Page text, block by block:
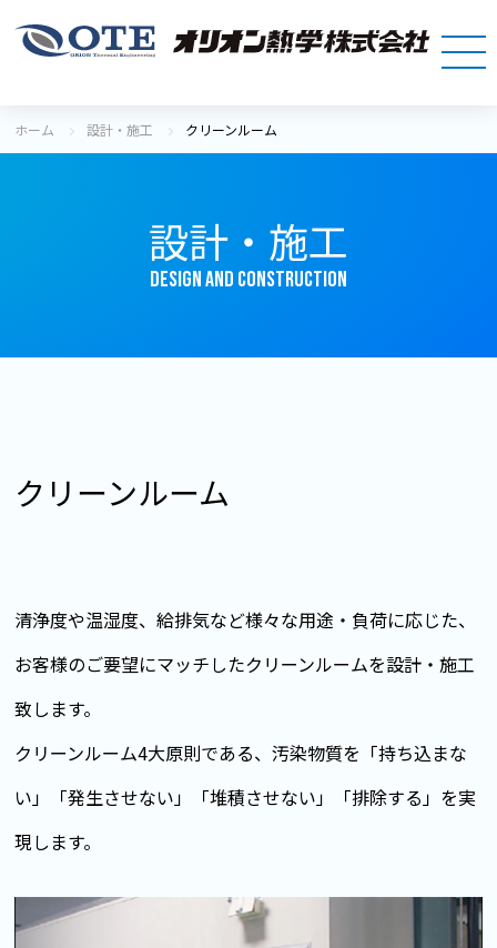
ホーム 設計・施工 クリーンルーム
設計・施工
DESIGN AND CONSTRUCTION
クリーンルーム
清浄度や温湿度、給排気など様々な用途・負荷に応じた、
お客様のご要望にマッチしたクリーンルームを設計・施工
致します。
クリーンルーム4大原則である、汚染物質を「持ち込まな
い」「発生させない」「堆積させない」「排除する」を実
現します。